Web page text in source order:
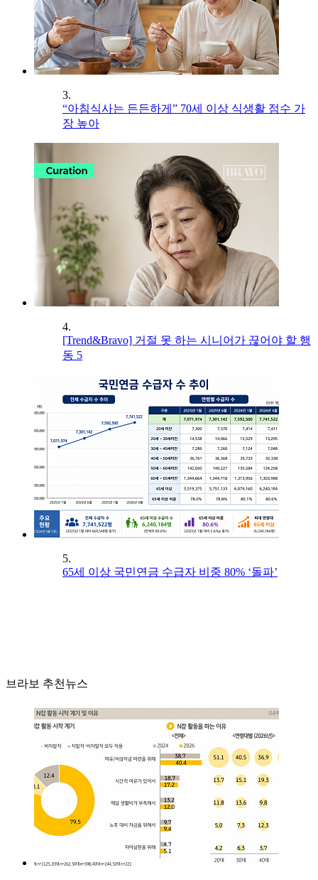
3.
“아침식사는 든든하게” 70세 이상 식생활 점수 가
장 높아
4.
[Trend&Bravo] 거절 못 하는 시니어가 끊어야 할 행
동 5
5.
65세 이상 국민연금 수급자 비중 80% ‘돌파’
브라보 추천뉴스